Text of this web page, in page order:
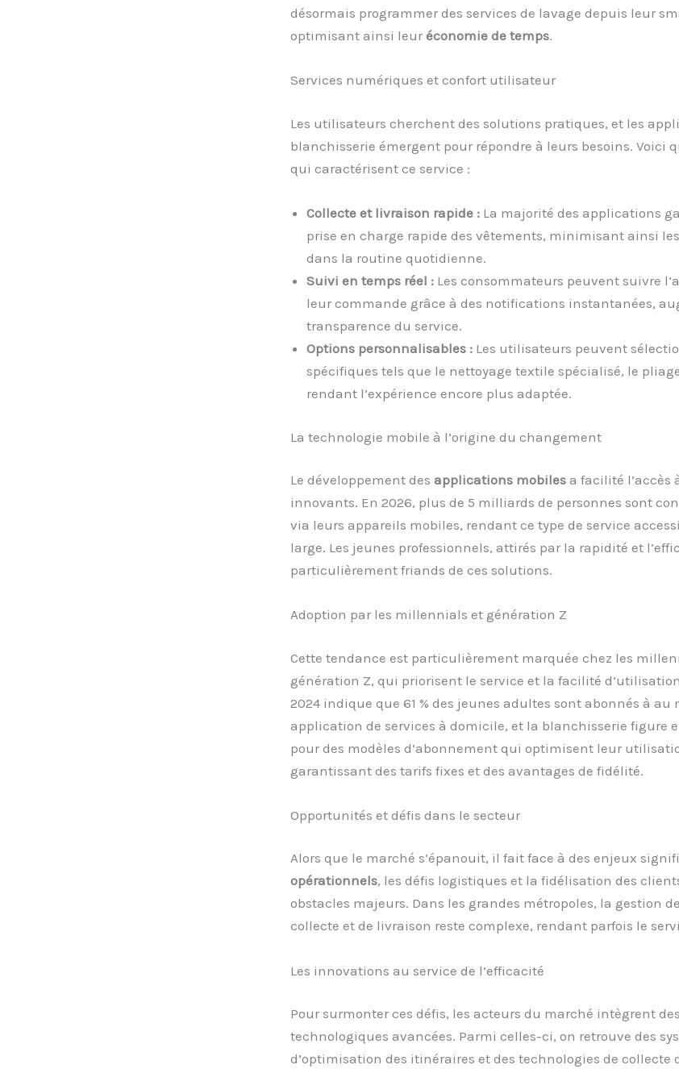
désormais programmer des services de lavage depuis leur
optimisant ainsi leur économie de temps.
Services numériques et confort utilisateur
Les utilisateurs cherchent des solutions pratiques, et les
blanchisserie émergent pour répondre à leurs besoins. Voici
qui caractérisent ce service :
Collecte et livraison rapide :La majorité des applications
prise en charge rapide des vêtements, minimisant ainsi
dans la routine quotidienne.
Suivi en temps réel :Les consommateurs peuvent suivre
leur commande grâce à des notifications instantanées,
transparence du service.
Options personnalisables :Les utilisateurs peuvent
spécifiques tels que le nettoyage textile spécialisé, le
rendant l’expérience encore plus adaptée.
La technologie mobile à l’origine du changement
Le développement des applications mobilesa facilité l’accès
innovants. En 2026, plus de 5 milliards de personnes sont
via leurs appareils mobiles, rendant ce type de service
large. Les jeunes professionnels, attirés par la rapidité et
particulièrement friands de ces solutions.
Adoption par les millennials et génération Z
Cette tendance est particulièrement marquée chez les
génération Z, qui priorisent le service et la facilité
2024 indique que 61 % des jeunes adultes sont abonnés à au
application de services à domicile, et la blanchisserie figure
pour des modèles d’abonnement qui optimisent leur
garantissant des tarifs fixes et des avantages de fidélité.
Opportunités et défis dans le secteur
Alors que le marché s’épanouit, il fait face à des enjeux
opérationnels, les défis logistiques et la fidélisation des
obstacles majeurs. Dans les grandes métropoles, la gestion
collecte et de livraison reste complexe, rendant parfois le
Les innovations au service de l’efficacité
Pour surmonter ces défis, les acteurs du marché intègrent
technologiques avancées. Parmi celles-ci, on retrouve des
d’optimisation des itinéraires et des technologies de collecte